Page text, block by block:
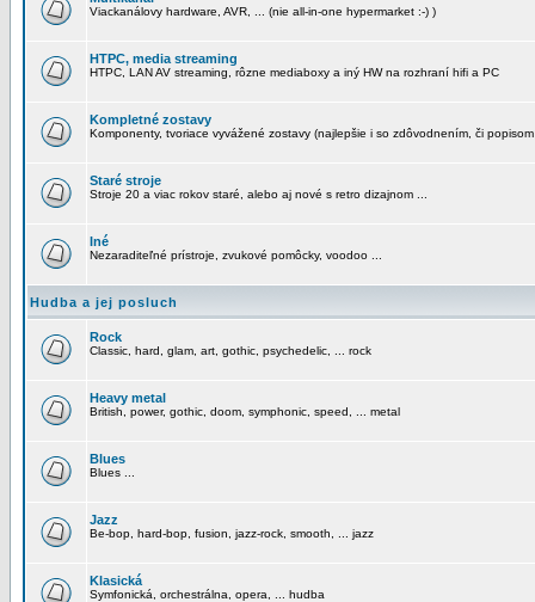
Viackanálovy hardware, AVR, ... (nie all-in-one hypermarket :-) )
HTPC, media streaming
HTPC, LAN AV streaming, rôzne mediaboxy a iný HW na rozhraní hifi a PC
Kompletné zostavy
Komponenty, tvoriace vyvážené zostavy (najlepšie i so zdôvodnením, či
Staré stroje
Stroje 20 a viac rokov staré, alebo aj nové s retro dizajnom ...
Iné
Nezaraditeľné prístroje, zvukové pomôcky, voodoo ...
Hudba a jej posluch
Rock
Classic, hard, glam, art, gothic, psychedelic, ... rock
Heavy metal
British, power, gothic, doom, symphonic, speed, ... metal
Blues
Blues ...
Jazz
Be-bop, hard-bop, fusion, jazz-rock, smooth, ... jazz
Klasická
Symfonická, orchestrálna, opera, ... hudba